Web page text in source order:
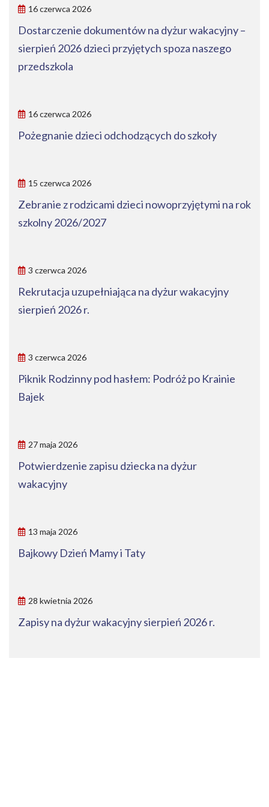
16 czerwca 2026
Dostarczenie dokumentów na dyżur wakacyjny –
sierpień 2026 dzieci przyjętych spoza naszego
przedszkola
16 czerwca 2026
Pożegnanie dzieci odchodzących do szkoły
15 czerwca 2026
Zebranie z rodzicami dzieci nowoprzyjętymi na rok
szkolny 2026/2027
3 czerwca 2026
Rekrutacja uzupełniająca na dyżur wakacyjny
sierpień 2026 r.
3 czerwca 2026
Piknik Rodzinny pod hasłem: Podróż po Krainie
Bajek
27 maja 2026
Potwierdzenie zapisu dziecka na dyżur
wakacyjny
13 maja 2026
Bajkowy Dzień Mamy i Taty
28 kwietnia 2026
Zapisy na dyżur wakacyjny sierpień 2026 r.